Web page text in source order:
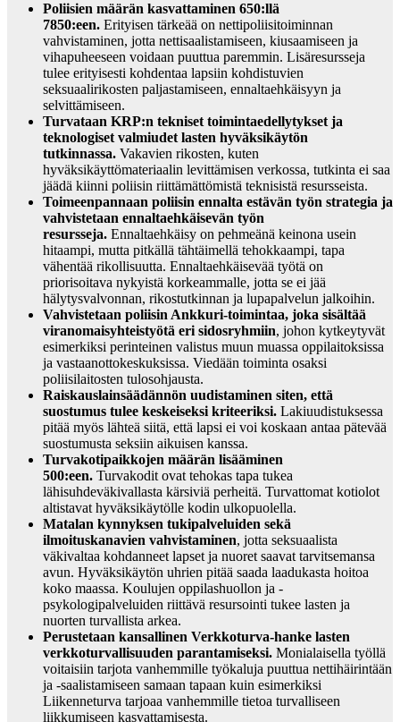
Poliisien määrän kasvattaminen 650:llä
7850:een. Erityisen tärkeää on nettipoliisitoiminnan
vahvistaminen, jotta nettisaalistamiseen, kiusaamiseen ja
vihapuheeseen voidaan puuttua paremmin. Lisäresursseja
tulee erityisesti kohdentaa lapsiin kohdistuvien
seksuaalirikosten paljastamiseen, ennaltaehkäisyyn ja
selvittämiseen.
Turvataan KRP:n tekniset toimintaedellytykset ja
teknologiset valmiudet lasten hyväksikäytön
tutkinnassa. Vakavien rikosten, kuten
hyväksikäyttömateriaalin levittämisen verkossa, tutkinta ei saa
jäädä kiinni poliisin riittämättömistä teknisistä resursseista.
Toimeenpannaan poliisin ennalta estävän työn strategia ja
vahvistetaan ennaltaehkäisevän työn
resursseja. Ennaltaehkäisy on pehmeänä keinona usein
hitaampi, mutta pitkällä tähtäimellä tehokkaampi, tapa
vähentää rikollisuutta. Ennaltaehkäisevää työtä on
priorisoitava nykyistä korkeammalle, jotta se ei jää
hälytysvalvonnan, rikostutkinnan ja lupapalvelun jalkoihin.
Vahvistetaan poliisin Ankkuri-toimintaa, joka sisältää
viranomaisyhteistyötä eri sidosryhmiin, johon kytkeytyvät
esimerkiksi perinteinen valistus muun muassa oppilaitoksissa
ja vastaanottokeskuksissa. Viedään toiminta osaksi
poliisilaitosten tulosohjausta.
Raiskauslainsäädännön uudistaminen siten, että
suostumus tulee keskeiseksi kriteeriksi. Lakiuudistuksessa
pitää myös lähteä siitä, että lapsi ei voi koskaan antaa pätevää
suostumusta seksiin aikuisen kanssa.
Turvakotipaikkojen määrän lisääminen
500:een. Turvakodit ovat tehokas tapa tukea
lähisuhdeväkivallasta kärsiviä perheitä. Turvattomat kotiolot
altistavat hyväksikäytölle kodin ulkopuolella.
Matalan kynnyksen tukipalveluiden sekä
ilmoituskanavien vahvistaminen, jotta seksuaalista
väkivaltaa kohdanneet lapset ja nuoret saavat tarvitsemansa
avun. Hyväksikäytön uhrien pitää saada laadukasta hoitoa
koko maassa. Koulujen oppilashuollon ja -
psykologipalveluiden riittävä resursointi tukee lasten ja
nuorten turvallista arkea.
Perustetaan kansallinen Verkkoturva-hanke lasten
verkkoturvallisuuden parantamiseksi. Monialaisella työllä
voitaisiin tarjota vanhemmille työkaluja puuttua nettihäirintään
ja -saalistamiseen samaan tapaan kuin esimerkiksi
Liikenneturva tarjoaa vanhemmille tietoa turvalliseen
liikkumiseen kasvattamisesta.